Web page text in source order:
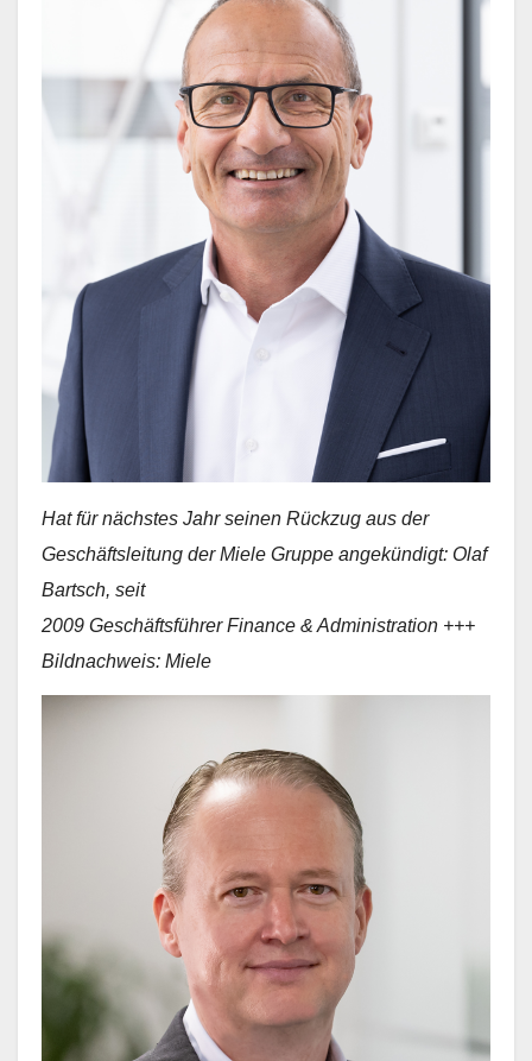
Hat für nächstes Jahr seinen Rückzug aus der
Geschäftsleitung der Miele Gruppe angekündigt: Olaf
Bartsch, seit
2009 Geschäftsführer Finance & Administration +++
Bildnachweis: Miele